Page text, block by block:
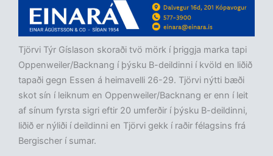
Tjörvi Týr Gíslason skoraði tvö mörk í þriggja marka tapi
Oppenweiler/Backnang í þýsku B-deildinni í kvöld en liðið
tapaði gegn Essen á heimavelli 26-29. Tjörvi nýtti bæði
skot sín í leiknum en Oppenweiler/Backnang er enn í leit
af sínum fyrsta sigri eftir 20 umferðir í þýsku B-deildinni,
liðið er nýliði í deildinni en Tjörvi gekk í raðir félagsins frá
Bergischer í sumar.